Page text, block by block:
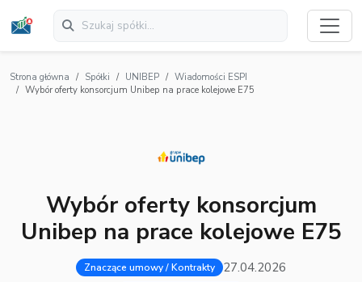
Strona główna Spółki UNIBEP
Wiadomości ESPI
Wybór oferty konsorcjum Unibep na prace kolejowe E75
Wybór oferty konsorcjum
Unibep na prace kolejowe E75
Znaczące umowy / Kontrakty 27.04.2026